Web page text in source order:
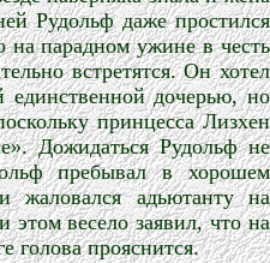
Рудольф даже простился
на парадном ужине в честь
встретятся. Он хотел
единственной дочерью, но
принцесса Лизхен
Дожидаться Рудольф не
пребывал в хорошем
жаловался адьютанту на
весело заявил, что на
голова прояснится.